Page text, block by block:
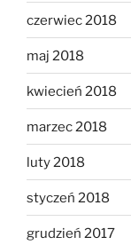
czerwiec 2018
maj 2018
kwiecień 2018
marzec 2018
luty 2018
styczeń 2018
grudzień 2017